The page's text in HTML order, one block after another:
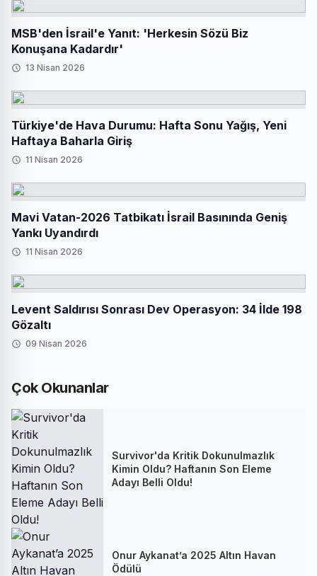
MSB'den İsrail'e Yanıt: 'Herkesin Sözü Biz
Konuşana Kadardır'
13 Nisan 2026
Türkiye'de Hava Durumu: Hafta Sonu Yağış, Yeni
Haftaya Baharla Giriş
11 Nisan 2026
Mavi Vatan-2026 Tatbikatı İsrail Basınında Geniş
Yankı Uyandırdı
11 Nisan 2026
Levent Saldırısı Sonrası Dev Operasyon: 34 İlde 198
Gözaltı
09 Nisan 2026
Çok Okunanlar
Survivor'da Kritik Dokunulmazlık
Kimin Oldu? Haftanın Son Eleme
Adayı Belli Oldu!
Onur Aykanat’a 2025 Altın Havan
Ödülü